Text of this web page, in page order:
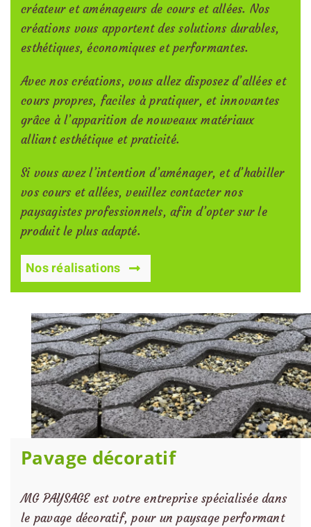
créateur et aménageurs de cours et allées. Nos
créations vous apportent des solutions durables,
esthétiques, économiques et performantes.
Avec nos créations, vous allez disposez d’allées et
cours propres, faciles à pratiquer, et innovantes
grâce à l’apparition de nouveaux matériaux
alliant esthétique et praticité.
Si vous avez l’intention d’aménager, et d’habiller
vos cours et allées, veuillez contacter nos
paysagistes professionnels, afin d’opter sur le
produit le plus adapté.
Nos réalisations
Pavage décoratif
MG PAYSAGE est votre entreprise spécialisée dans
le pavage décoratif, pour un paysage performant